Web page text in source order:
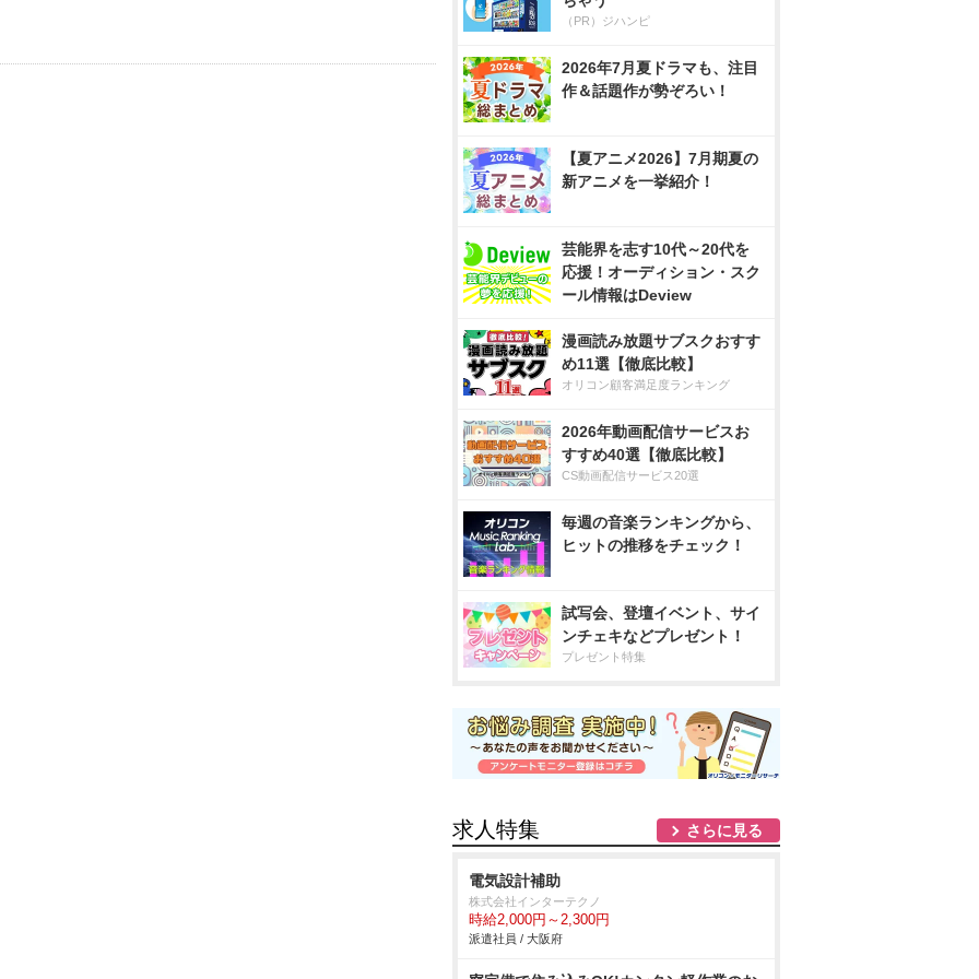
（PR）ジハンピ
2026年7月夏ドラマも、注目
作＆話題作が勢ぞろい！
【夏アニメ2026】7月期夏の
新アニメを一挙紹介！
芸能界を志す10代～20代を
応援！オーディション・スク
ール情報はDeview
漫画読み放題サブスクおすす
め11選【徹底比較】
オリコン顧客満足度ランキング
2026年動画配信サービスお
すすめ40選【徹底比較】
CS動画配信サービス20選
毎週の音楽ランキングから、
ヒットの推移をチェック！
試写会、登壇イベント、サイ
ンチェキなどプレゼント！
プレゼント特集
求人特集 さらに見る
電気設計補助
株式会社インターテクノ
時給2,000円～2,300円
派遣社員 / 大阪府